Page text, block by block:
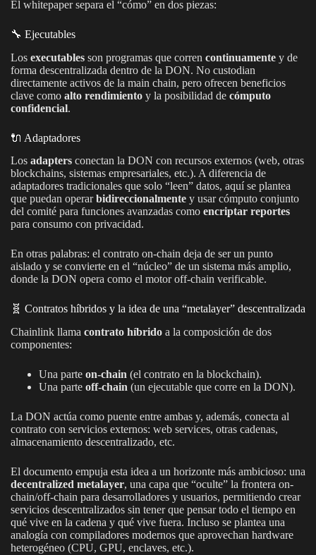
El whitepaper separa el “cómo” en dos piezas:
🔧 Ejecutables
Los executables son programas que corren continuamente y de
forma descentralizada dentro de la DON. No custodian
directamente activos de la main chain, pero ofrecen beneficios
clave como alto rendimiento y la posibilidad de cómputo
confidencial.
🔌 Adaptadores
Los adapters conectan la DON con recursos externos (web, otras
blockchains, sistemas empresariales, etc.). A diferencia de
adaptadores tradicionales que solo “leen” datos, aquí se plantea
que puedan operarbidireccionalmente y usar cómputo conjunto
del comité para funciones avanzadas como encriptar reportes
para consumo con privacidad.
En otras palabras: el contrato on-chain deja de ser un punto
aislado y se convierte en el “núcleo” de un sistema más amplio,
donde la DON opera como el motor off-chain verificable.
🧬 Contratos híbridos y la idea de una “metalayer” descentralizada
Chainlink llama contrato híbrido a la composición de dos
componentes:
Una parte on-chain (el contrato en la blockchain).
Una parte off-chain (un ejecutable que corre en la DON).
La DON actúa como puente entre ambas y, además, conecta al
contrato con servicios externos: web services, otras cadenas,
almacenamiento descentralizado, etc.
El documento empuja esta idea a un horizonte más ambicioso: una
decentralized metalayer, una capa que “oculte” la frontera on-
chain/off-chain para desarrolladores y usuarios, permitiendo crear
servicios descentralizados sin tener que pensar todo el tiempo en
qué vive en la cadena y qué vive fuera. Incluso se plantea una
analogía con compiladores modernos que aprovechan hardware
heterogéneo (CPU, GPU, enclaves, etc.).